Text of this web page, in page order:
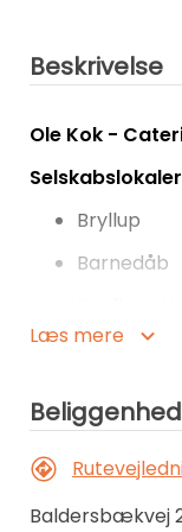
Beskrivelse
Ole Kok -
Bryllup
Barnedåb
Rund
Reception
I vores flotte
Læs mere
Beliggenhed
Baldersbækvej